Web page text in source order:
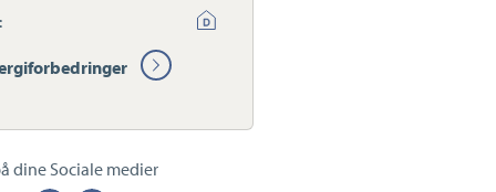
dine Sociale medier